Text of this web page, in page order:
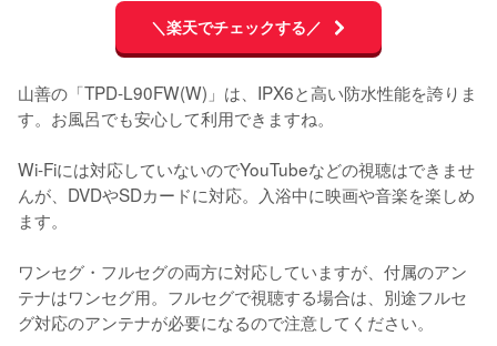
＼楽天でチェックする／
山善の「TPD-L90FW(W)」は、IPX6と高い防水性能を誇りま
す。お風呂でも安心して利用できますね。
Wi-Fiには対応していないのでYouTubeなどの視聴はできませ
んが、DVDやSDカードに対応。入浴中に映画や音楽を楽しめ
ます。
ワンセグ・フルセグの両方に対応していますが、付属のアン
テナはワンセグ用。フルセグで視聴する場合は、別途フルセ
グ対応のアンテナが必要になるので注意してください。